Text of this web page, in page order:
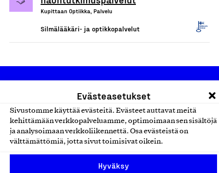
Evästeasetukset
Sivustomme käyttää evästeitä. Evästeet auttavat meitä
kehittämään verkkopalveluamme, optimoimaan sen sisältöjä
ja analysoimaan verkkoliikennettä. Osa evästeistä on
välttämättömiä, jotta sivut toimisivat oikein.
Hyväksy
Kupittaan Optiikka, Palvelu
Silmälääkäri- ja optikkopalvelut
Olemme jäsentemme omistama puolueeton,
Jäseninämme on koko suomalaisen yhteiskunnan kirjo